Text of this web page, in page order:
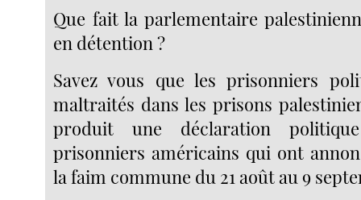
Que fait la parlementaire
en détention ?
Savez vous que les prisonniers
maltraités dans les prisons
produit une déclaration
prisonniers américains qui ont
la faim commune du 21 août au 9